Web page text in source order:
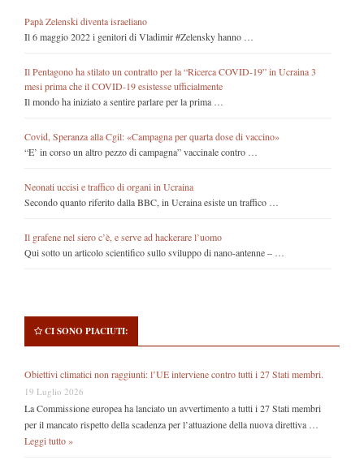
Papà Zelenski diventa israeliano
Il 6 maggio 2022 i genitori di Vladimir #Zelensky hanno …
Il Pentagono ha stilato un contratto per la “Ricerca COVID-19” in Ucraina 3
mesi prima che il COVID-19 esistesse ufficialmente
Il mondo ha iniziato a sentire parlare per la prima …
Covid, Speranza alla Cgil: «Campagna per quarta dose di vaccino»
“E’ in corso un altro pezzo di campagna” vaccinale contro …
Neonati uccisi e traffico di organi in Ucraina
Secondo quanto riferito dalla BBC, in Ucraina esiste un traffico …
Il grafene nel siero c’è, e serve ad hackerare l’uomo
Qui sotto un articolo scientifico sullo sviluppo di nano-antenne – …
CI SONO PIACIUTI:
Obiettivi climatici non raggiunti: l’UE interviene contro tutti i 27 Stati membri.
19 Luglio 2026
La Commissione europea ha lanciato un avvertimento a tutti i 27 Stati membri
per il mancato rispetto della scadenza per l’attuazione della nuova direttiva …
Leggi tutto »